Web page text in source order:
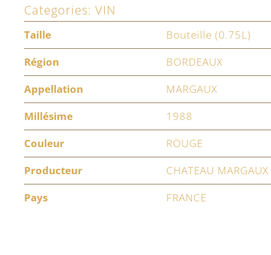
Categories: VIN
Taille
Bouteille (0.75L)
Région
BORDEAUX
Appellation
MARGAUX
Millésime
1988
Couleur
ROUGE
Producteur
CHATEAU MARGAUX
Pays
FRANCE